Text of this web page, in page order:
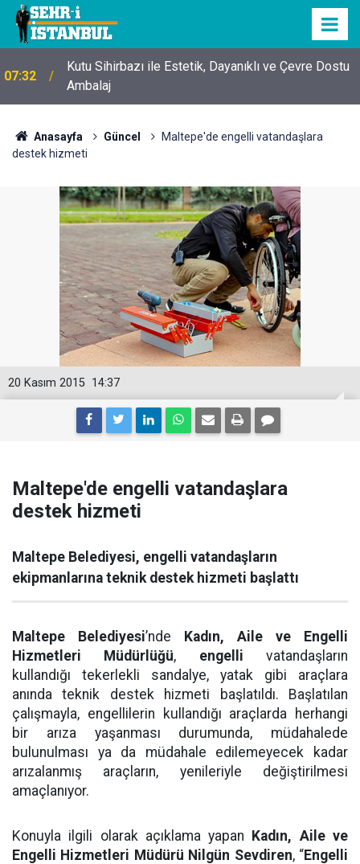
07:32
Kutu Sihirbazı ile Estetik, Dayanıklı ve Çevre Dostu
Ambalaj
Anasayfa Güncel
Maltepe'de engelli vatandaşlara
destek hizmeti
14:37
20 Kasım 2015
Maltepe'de engelli vatandaşlara
destek hizmeti
Maltepe Belediyesi, engelli vatandaşların
ekipmanlarına teknik destek hizmeti başlattı
Maltepe Belediyesi’nde
Kadın, Aile ve Engelli
Hizmetleri Müdürlüğü, engelli vatandaşların
kullandığı tekerlekli sandalye, yatak gibi araçlara
anında teknik destek hizmeti başlatıldı. Başlatılan
çalışmayla, engellilerin kullandığı araçlarda herhangi
bir arıza yaşanması durumunda, müdahalede
bulunulması ya da müdahale edilemeyecek kadar
arızalanmış araçların, yenileriyle değiştirilmesi
amaçlanıyor.
Konuyla ilgili olarak açıklama yapan
Kadın, Aile ve
Engelli Hizmetleri Müdürü Nilgün Sevdiren, “Engelli